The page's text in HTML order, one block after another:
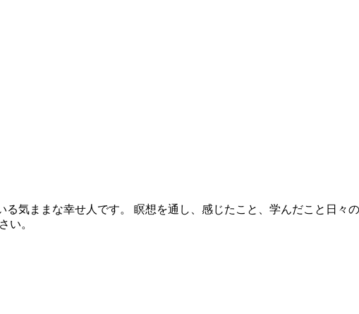
気ままな幸せ人です。 瞑想を通し、感じたこと、学んだこと日々
い。